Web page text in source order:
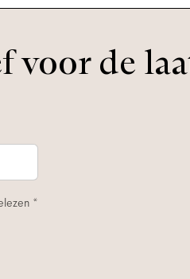
voor de
*